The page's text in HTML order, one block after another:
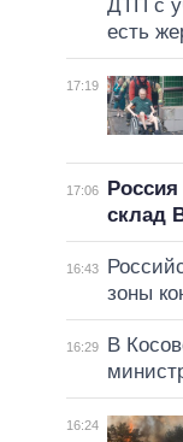
ДТП с
есть
17:19
17:06
склад
16:43
зоны
16:29
В
16:24